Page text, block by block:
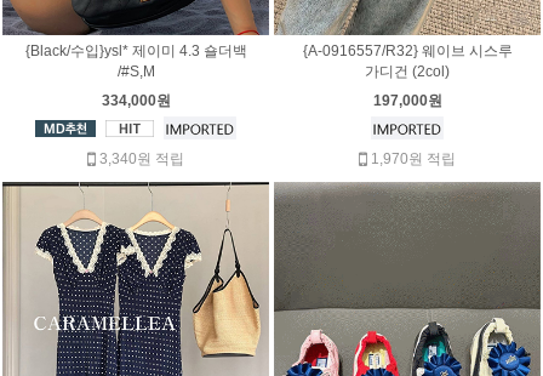
{Black/수입}ysl* 제이미 4.3 숄더백
/#S,M
334,000원
3,340원 적립
{A-0916557/R32} 웨이브 시스루
가디건 (2col)
197,000원
1,970원 적립